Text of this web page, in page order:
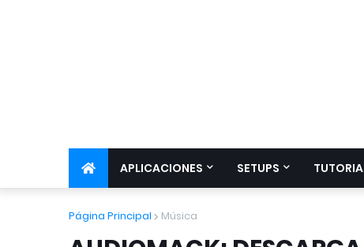
APLICACIONES SETUPS
Página Principal Música